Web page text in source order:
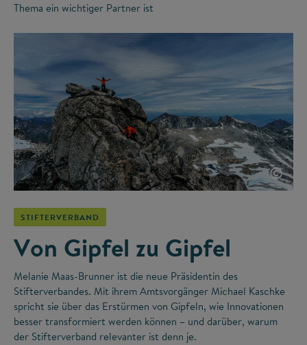
Thema ein wichtiger Partner ist
©
STIFTERVERBAND
Von Gipfel zu Gipfel
Melanie Maas-Brunner ist die neue Präsidentin des
Stifterverbandes. Mit ihrem Amtsvorgänger Michael Kaschke
spricht sie über das Erstürmen von Gipfeln, wie Innovationen
besser transformiert werden können – und darüber, warum
der Stifterverband relevanter ist denn je.